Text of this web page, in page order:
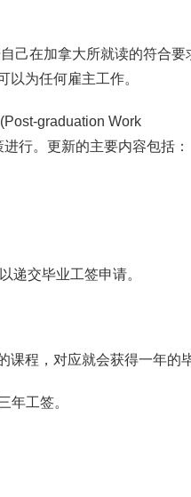
己在加拿大所就读的符合要
为任何雇主工作。
graduation Work
行。更新的主要内容包括：
递交毕业工签申请。
课程，对应就会获得一年的
年工签。